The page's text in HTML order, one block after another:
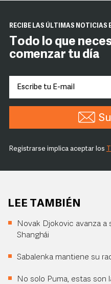
RECIBE LAS ÚLTIMAS NOTICIAS
Todo lo que
comenzar tu día
Registrarse implica aceptar los
LEE TAMBIÉN
Novak Djokovic avanza
Shanghái
Sabalenka mantiene su
No solo Puma, estas son